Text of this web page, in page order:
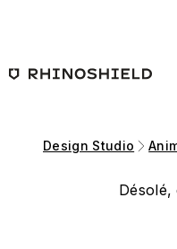
Design Studio